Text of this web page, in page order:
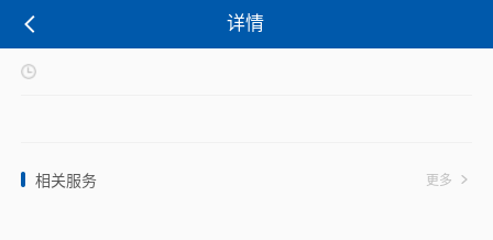
详情
相关服务 更多